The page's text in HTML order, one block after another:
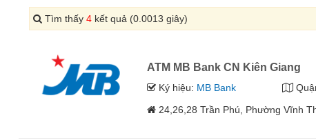
Tìm thấy 4 kết quả (0.0013 giây)
ATM MB Bank CN Kiên Giang
Ký hiệu: MB Bank
24,26,28 Trần Phú, Phường Vĩnh